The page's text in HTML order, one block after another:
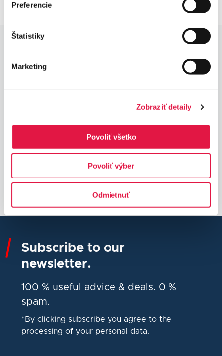
Preferencie
Štatistiky
Marketing
Zobraziť detaily
Povoliť všetko
Povoliť výber
Odmietnuť
PCI DSS Level 1
Highest payment security standard
Maximum availability
of offered services
Subscribe to our
newsletter.
100 % useful advice & deals. 0 %
spam.
*By clicking subscribe you agree to the
processing of your personal data.